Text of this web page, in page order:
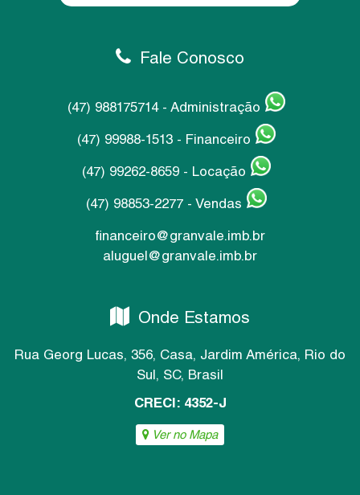
Fale Conosco
(47) 988175714 - Administração
(47) 99988-1513 - Financeiro
(47) 99262-8659 - Locação
(47) 98853-2277 - Vendas
financeiro@granvale.imb.br
aluguel@granvale.imb.br
Onde Estamos
Rua Georg Lucas, 356, Casa, Jardim América, Rio do
Sul, SC, Brasil
CRECI: 4352-J
Ver no Mapa